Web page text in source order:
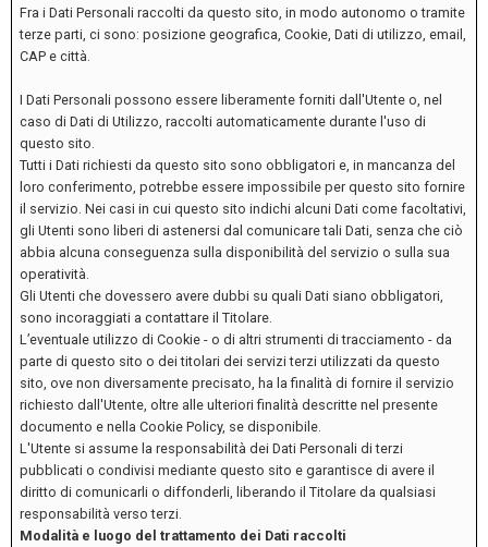
Fra i Dati Personali raccolti da questo sito, in modo autonomo o tramite
terze parti, ci sono: posizione geografica, Cookie, Dati di utilizzo, email,
CAP e città.
I Dati Personali possono essere liberamente forniti dall'Utente o, nel
caso di Dati di Utilizzo, raccolti automaticamente durante l'uso di
questo sito.
Tutti i Dati richiesti da questo sito sono obbligatori e, in mancanza del
loro conferimento, potrebbe essere impossibile per questo sito fornire
il servizio. Nei casi in cui questo sito indichi alcuni Dati come facoltativi,
gli Utenti sono liberi di astenersi dal comunicare tali Dati, senza che ciò
abbia alcuna conseguenza sulla disponibilità del servizio o sulla sua
operatività.
Gli Utenti che dovessero avere dubbi su quali Dati siano obbligatori,
sono incoraggiati a contattare il Titolare.
L’eventuale utilizzo di Cookie - o di altri strumenti di tracciamento - da
parte di questo sito o dei titolari dei servizi terzi utilizzati da questo
sito, ove non diversamente precisato, ha la finalità di fornire il servizio
richiesto dall'Utente, oltre alle ulteriori finalità descritte nel presente
documento e nella Cookie Policy, se disponibile.
L'Utente si assume la responsabilità dei Dati Personali di terzi
pubblicati o condivisi mediante questo sito e garantisce di avere il
diritto di comunicarli o diffonderli, liberando il Titolare da qualsiasi
responsabilità verso terzi.
Modalità e luogo del trattamento dei Dati raccolti